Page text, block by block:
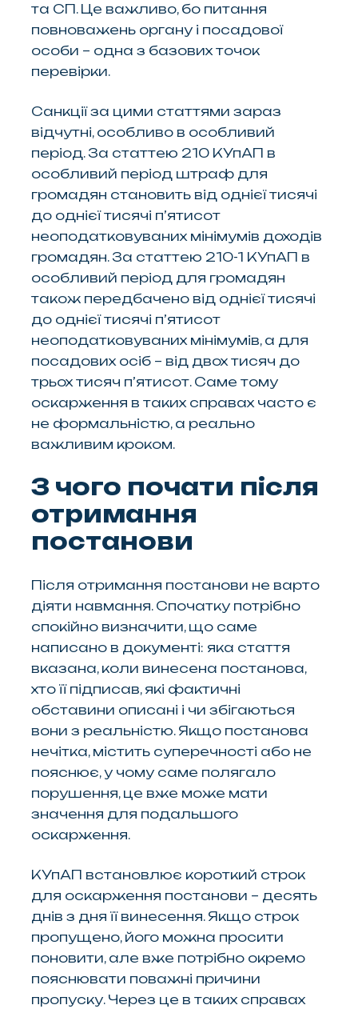
та СП. Це важливо, бо питання
повноважень органу і посадової
особи – одна з базових точок
перевірки.
Санкції за цими статтями зараз
відчутні, особливо в особливий
період. За статтею 210 КУпАП в
особливий період штраф для
громадян становить від однієї тисячі
до однієї тисячі п’ятисот
неоподатковуваних мінімумів доходів
громадян. За статтею 210-1 КУпАП в
особливий період для громадян
також передбачено від однієї тисячі
до однієї тисячі п’ятисот
неоподатковуваних мінімумів, а для
посадових осіб – від двох тисяч до
трьох тисяч п’ятисот. Саме тому
оскарження в таких справах часто є
не формальністю, а реально
важливим кроком.
З чого почати після
отримання
постанови
Після отримання постанови не варто
діяти навмання. Спочатку потрібно
спокійно визначити, що саме
написано в документі: яка стаття
вказана, коли винесена постанова,
хто її підписав, які фактичні
обставини описані і чи збігаються
вони з реальністю. Якщо постанова
нечітка, містить суперечності або не
пояснює, у чому саме полягало
порушення, це вже може мати
значення для подальшого
оскарження.
КУпАП встановлює короткий строк
для оскарження постанови – десять
днів з дня її винесення. Якщо строк
пропущено, його можна просити
поновити, але вже потрібно окремо
пояснювати поважні причини
пропуску. Через це в таких справах